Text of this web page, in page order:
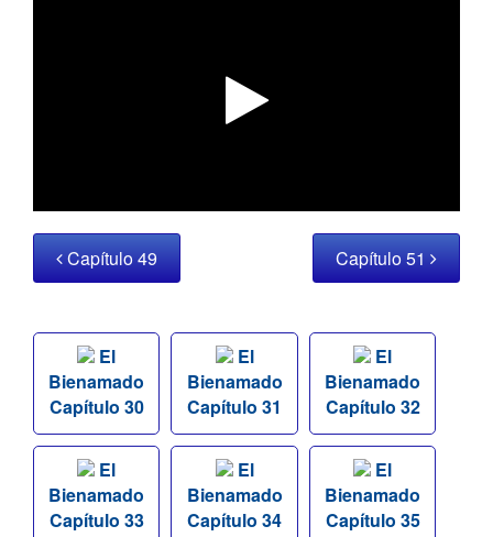
Capítulo 49 Capítulo 51
El
Bienamado
Capítulo 30
El
Bienamado
Capítulo 31
El
Bienamado
Capítulo 32
El
Bienamado
Capítulo 33
El
Bienamado
Capítulo 34
El
Bienamado
Capítulo 35